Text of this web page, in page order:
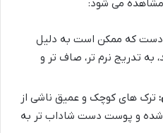
می شود:
که ممکن است به دلیل
تدریج نرم تر، صاف تر و
ترک های کوچک و عمیق ناشی از
شده و پوست دست شاداب تر به